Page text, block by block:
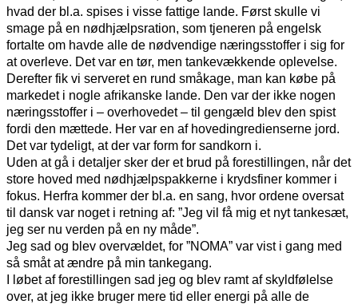
hvad der bl.a. spises i visse fattige lande. Først skulle vi
smage på en nødhjælpsration, som tjeneren på engelsk
fortalte om havde alle de nødvendige næringsstoffer i sig for
at overleve. Det var en tør, men tankevækkende oplevelse.
Derefter fik vi serveret en rund småkage, man kan købe på
markedet i nogle afrikanske lande. Den var der ikke nogen
næringsstoffer i – overhovedet – til gengæld blev den spist
fordi den mættede. Her var en af hovedingredienserne jord.
Det var tydeligt, at der var form for sandkorn i.
Uden at gå i detaljer sker der et brud på forestillingen, når det
store hoved med nødhjælpspakkerne i krydsfiner kommer i
fokus. Herfra kommer der bl.a. en sang, hvor ordene oversat
til dansk var noget i retning af: ”Jeg vil få mig et nyt tankesæt,
jeg ser nu verden på en ny måde”.
Jeg sad og blev overvældet, for ”NOMA” var vist i gang med
så småt at ændre på min tankegang.
I løbet af forestillingen sad jeg og blev ramt af skyldfølelse
over, at jeg ikke bruger mere tid eller energi på alle de